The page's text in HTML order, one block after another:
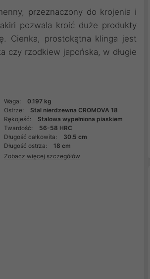
przeznaczony do krojenia i
pozwala kroić duże produkty
Cienka, prostokątna klinga jest
czy rzodkiew japońska, w długie
Waga:
0.197 kg
Ostrze:
Stal nierdzewna CROMOVA 18
Rękojeść:
Stalowa wypełniona piaskiem
Twardość:
56-58 HRC
Długość całkowita:
30.5 cm
Długość ostrza:
18 cm
Zobacz więcej szczegółów